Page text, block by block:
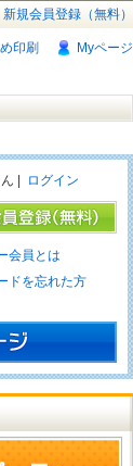
新規会員登録（無料）
Myページ
印刷
| ログイン
会員とは
ドを忘れた方